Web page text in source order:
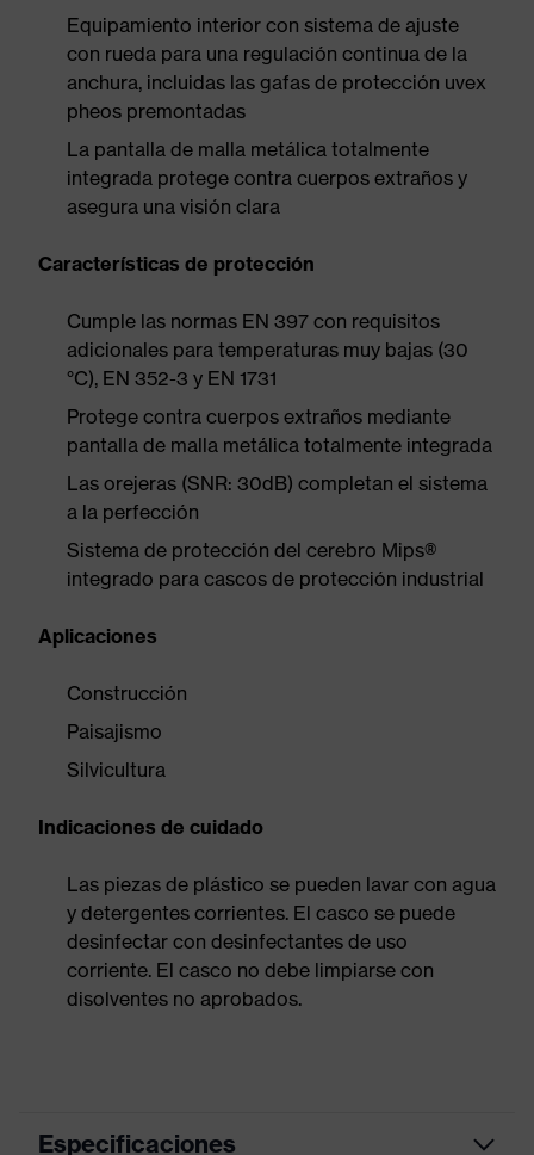
Equipamiento interior con sistema de ajuste
con rueda para una regulación continua de la
anchura, incluidas las gafas de protección uvex
pheos premontadas
La pantalla de malla metálica totalmente
integrada protege contra cuerpos extraños y
asegura una visión clara
Características de protección
Cumple las normas EN 397 con requisitos
adicionales para temperaturas muy bajas (30
°C), EN 352-3 y EN 1731
Protege contra cuerpos extraños mediante
pantalla de malla metálica totalmente integrada
Las orejeras (SNR: 30dB) completan el sistema
a la perfección
Sistema de protección del cerebro Mips®
integrado para cascos de protección industrial
Aplicaciones
Construcción
Paisajismo
Silvicultura
Indicaciones de cuidado
Las piezas de plástico se pueden lavar con agua
y detergentes corrientes. El casco se puede
desinfectar con desinfectantes de uso
corriente. El casco no debe limpiarse con
disolventes no aprobados.
Especificaciones